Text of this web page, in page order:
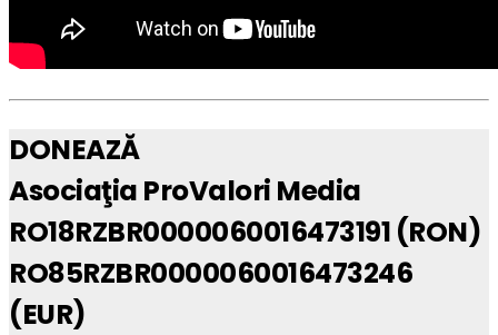
DONEAZĂ
Asociaţia ProValori Media
RO18RZBR0000060016473191 (RON)
RO85RZBR0000060016473246
(EUR)